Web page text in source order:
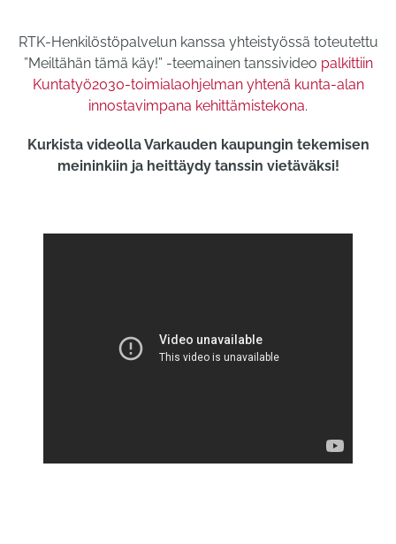
RTK-Henkilöstöpalvelun kanssa yhteistyössä toteutettu
”Meiltähän tämä käy!” -teemainen tanssivideo palkittiin
Kuntatyö2030-toimialaohjelman yhtenä kunta-alan
innostavimpana kehittämistekona.
Kurkista videolla Varkauden kaupungin tekemisen
meininkiin ja heittäydy tanssin vietäväksi!